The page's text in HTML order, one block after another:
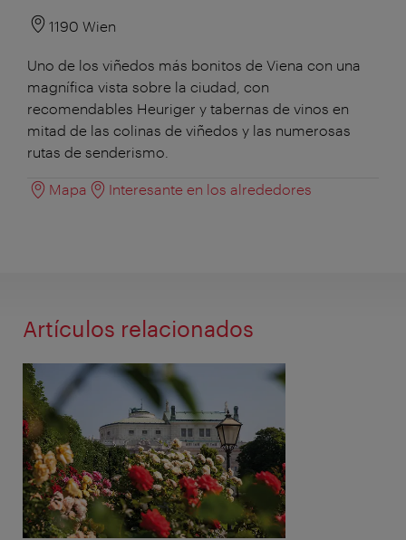
1190 Wien
Uno de los viñedos más bonitos de Viena con una
magnífica vista sobre la ciudad, con
recomendables Heuriger y tabernas de vinos en
mitad de las colinas de viñedos y las numerosas
rutas de senderismo.
Mapa Interesante en los alrededores
Artículos relacionados